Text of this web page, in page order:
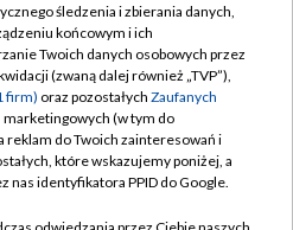
TVP
TVP
prywatności
zgody
Pomoc
śledzenia i zbierania danych,
końcowym i ich
Twoich danych osobowych przez
(zwaną dalej również „TVP”),
firm) oraz pozostałych Zaufanych
marketingowych (w tym do
reklam do Twoich zainteresowań i
które wskazujemy poniżej, a
nas identyfikatora PPID do Google.